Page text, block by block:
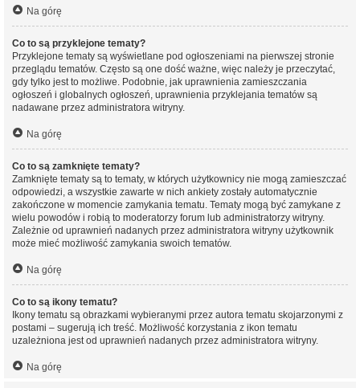
Na górę
Co to są przyklejone tematy?
Przyklejone tematy są wyświetlane pod ogłoszeniami na pierwszej stronie
przeglądu tematów. Często są one dość ważne, więc należy je przeczytać,
gdy tylko jest to możliwe. Podobnie, jak uprawnienia zamieszczania
ogłoszeń i globalnych ogłoszeń, uprawnienia przyklejania tematów są
nadawane przez administratora witryny.
Na górę
Co to są zamknięte tematy?
Zamknięte tematy są to tematy, w których użytkownicy nie mogą zamieszczać
odpowiedzi, a wszystkie zawarte w nich ankiety zostały automatycznie
zakończone w momencie zamykania tematu. Tematy mogą być zamykane z
wielu powodów i robią to moderatorzy forum lub administratorzy witryny.
Zależnie od uprawnień nadanych przez administratora witryny użytkownik
może mieć możliwość zamykania swoich tematów.
Na górę
Co to są ikony tematu?
Ikony tematu są obrazkami wybieranymi przez autora tematu skojarzonymi z
postami – sugerują ich treść. Możliwość korzystania z ikon tematu
uzależniona jest od uprawnień nadanych przez administratora witryny.
Na górę